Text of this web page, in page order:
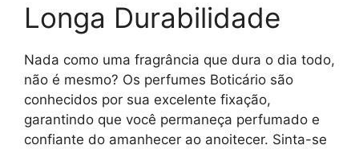
Longa Durabilidade
Nada como uma fragrância que dura o dia todo,
não é mesmo? Os perfumes Boticário são
conhecidos por sua excelente fixação,
garantindo que você permaneça perfumado e
confiante do amanhecer ao anoitecer. Sinta-se